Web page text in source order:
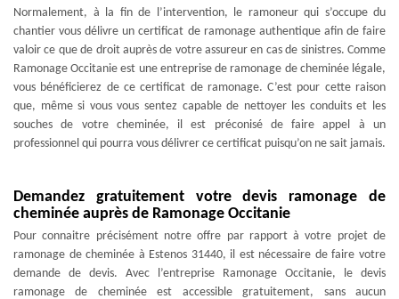
Normalement, à la fin de l’intervention, le ramoneur qui s’occupe du
chantier vous délivre un certificat de ramonage authentique afin de faire
valoir ce que de droit auprès de votre assureur en cas de sinistres. Comme
Ramonage Occitanie est une entreprise de ramonage de cheminée légale,
vous bénéficierez de ce certificat de ramonage. C’est pour cette raison
que, même si vous vous sentez capable de nettoyer les conduits et les
souches de votre cheminée, il est préconisé de faire appel à un
professionnel qui pourra vous délivrer ce certificat puisqu’on ne sait jamais.
Demandez gratuitement votre devis ramonage de
cheminée auprès de Ramonage Occitanie
Pour connaitre précisément notre offre par rapport à votre projet de
ramonage de cheminée à Estenos 31440, il est nécessaire de faire votre
demande de devis. Avec l’entreprise Ramonage Occitanie, le devis
ramonage de cheminée est accessible gratuitement, sans aucun